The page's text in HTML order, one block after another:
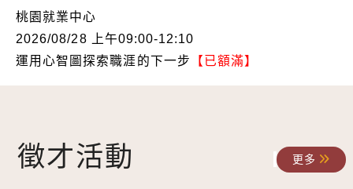
桃園就業中心
2026/08/28 上午09:00-12:10
運用心智圖探索職涯的下一步
【已額滿】
徵才活動 更多